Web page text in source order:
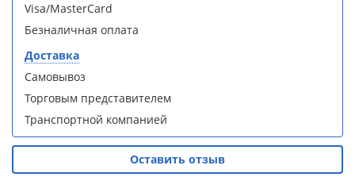
Душевое
ограждение
WELTWASSER
100/159
1000х1000х1590
мм без поддона
(витрина)
новинки
Душевое
ограждение
WELTWASSER
100/159
1000х1000х1590
мм без поддона
(витрина)
акции
Visa/MasterCard
Безналичная оплата
Доставка
Самовывоз
Торговым представителем
Транспортной компанией
Оставить отзыв